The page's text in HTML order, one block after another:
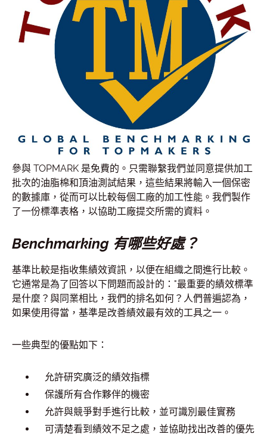
參與 TOPMARK 是免費的。只需聯繫我們並同意提供加工
批次的油脂棉和頂油測試結果，這些結果將輸入一個保密
的數據庫，從而可以比較每個工廠的加工性能。我們製作
了一份標準表格，以協助工廠提交所需的資料。
Benchmarking 有哪些好處？
基準比較是指收集績效資訊，以便在組織之間進行比較。
它通常是為了回答以下問題而設計的："最重要的績效標準
是什麼？與同業相比，我們的排名如何？人們普遍認為，
如果使用得當，基準是改善績效最有效的工具之一。
一些典型的優點如下：
允許研究廣泛的績效指標
保護所有合作夥伴的機密
允許與競爭對手進行比較，並可識別最佳實務
可清楚看到績效不足之處，並協助找出改善的優先